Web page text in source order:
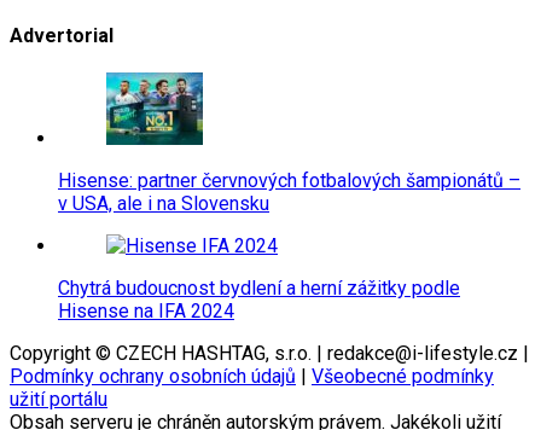
Advertorial
Hisense: partner červnových fotbalových šampionátů –
v USA, ale i na Slovensku
Chytrá budoucnost bydlení a herní zážitky podle
Hisense na IFA 2024
Copyright © CZECH HASHTAG, s.r.o. | redakce@i-lifestyle.cz |
Podmínky ochrany osobních údajů | Všeobecné podmínky
užití portálu
Obsah serveru je chráněn autorským právem. Jakékoli užití